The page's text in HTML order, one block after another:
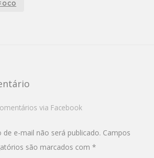
via Facebook
de e-mail não será publicado. Campos
são marcados com *